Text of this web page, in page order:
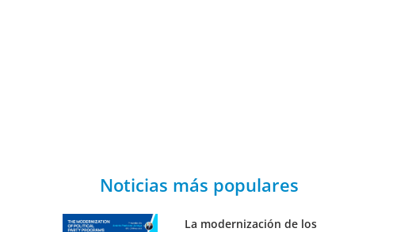
Noticias más populares
La modernización de los